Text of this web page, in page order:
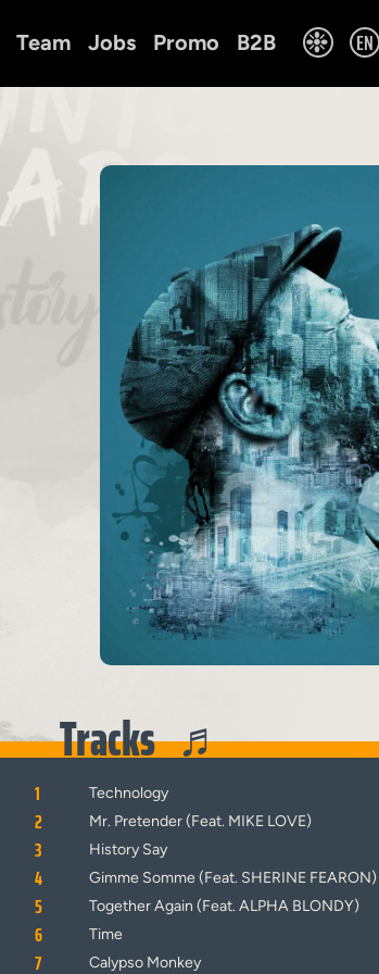
Team Jobs Promo B2B ❉ EN
Tracks ♬Alle Tracks abspielen
1 Technology
2
Mr. Pretender (Feat. MIKE LOVE)
3
History Say
4
Gimme Somme (Feat. SHERINE FEARON)
5
Together Again (Feat. ALPHA BLONDY)
6
Time
7
Calypso Monkey